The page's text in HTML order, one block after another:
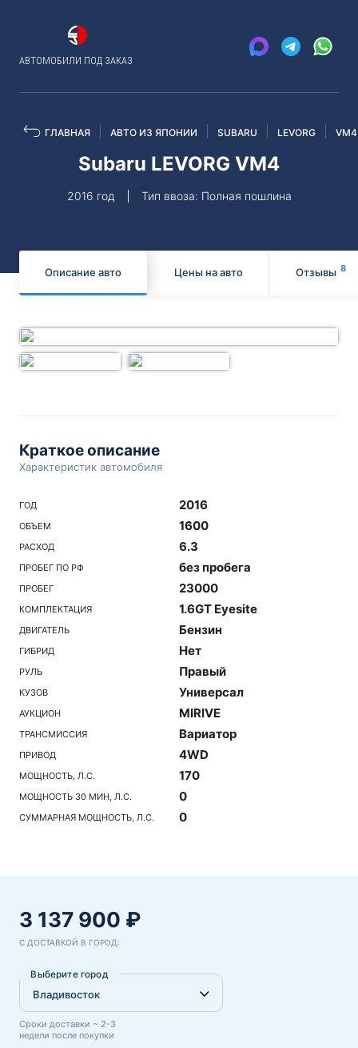
АВТОМОБИЛИ ПОД ЗАКАЗ
ГЛАВНАЯ АВТО ИЗ ЯПОНИИ SUBARU LEVORG VM4
Subaru LEVORG VM4
2016 год Тип ввоза: Полная пошлина
Описание авто Цены на авто Отзывы 8
Краткое описание
Характеристик автомобиля
ГОД 2016
ОБЪЕМ 1600
РАСХОД 6.3
ПРОБЕГ ПО РФ без пробега
ПРОБЕГ 23000
КОМПЛЕКТАЦИЯ 1.6GT Eyesite
ДВИГАТЕЛЬ Бензин
ГИБРИД Нет
РУЛЬ Правый
КУЗОВ Универсал
АУКЦИОН MIRIVE
ТРАНСМИССИЯ Вариатор
ПРИВОД 4WD
МОЩНОСТЬ, Л.С. 170
МОЩНОСТЬ 30 МИН, Л.С. 0
СУММАРНАЯ МОЩНОСТЬ, Л.С. 0
3 137 900 ₽
С ДОСТАВКОЙ В ГОРОД:
Выберите город
Сроки доставки ~ 2-3
недели после покупки